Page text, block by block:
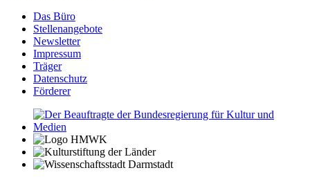
Das Büro
Stellenangebote
Newsletter
Impressum
Träger
Datenschutz
Förderer